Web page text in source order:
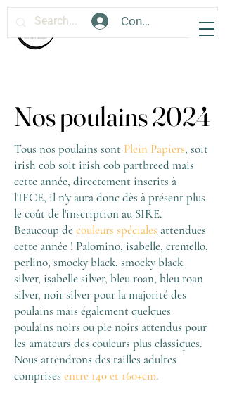
Connexion
Nos poulains 2024
Nos poulains 2024
Tous nos poulains sont Plein Papiers, soit
irish cob soit irish cob partbreed mais
cette année, directement inscrits à
l'IFCE, il n'y aura donc dès à présent plus
le coût de l'inscription au SIRE.
Beaucoup decouleurs spéciales attendues
cette année ! Palomino, isabelle, cremello,
perlino, smocky black, smocky black
silver, isabelle silver, bleu roan, bleu roan
silver, noir silver pour la majorité des
poulains mais également quelques
poulains noirs ou pie noirs attendus pour
les amateurs des couleurs plus classiques.
Nous attendrons des tailles adultes
comprises entre 140 et 160+cm.